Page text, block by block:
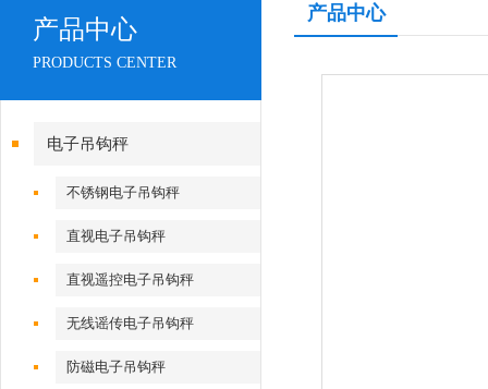
产品中心
PRODUCTS CENTER
电子吊钩秤
不锈钢电子吊钩秤
直视电子吊钩秤
直视遥控电子吊钩秤
无线谣传电子吊钩秤
防磁电子吊钩秤
产品中心